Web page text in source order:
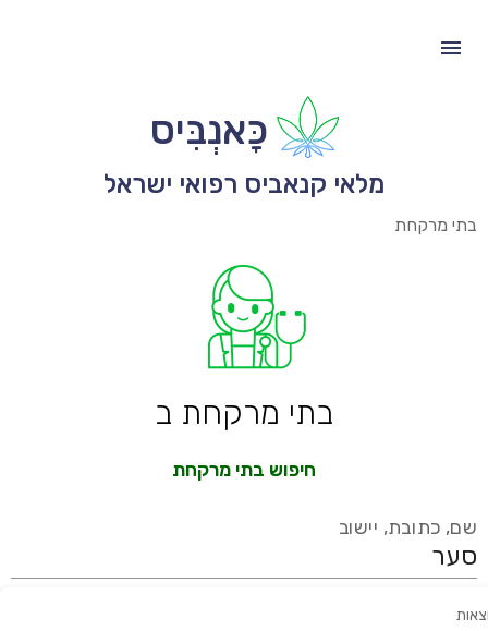
כָּאנְבִּיס
מלאי קנאביס רפואי ישראל
בתי מרקחת
בתי מרקחת ב
חיפוש בתי מרקחת
שם, כתובת, יישוב